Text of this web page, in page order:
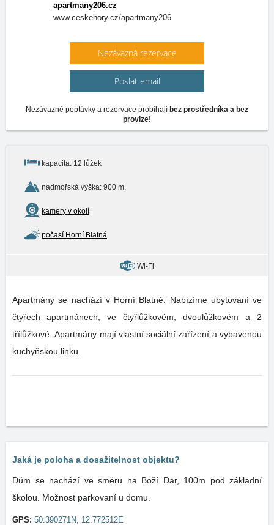
apartmany206.cz
www.ceskehory.cz/apartmany206
Nezávazná rezervace
Poslat email
Nezávazné poptávky a rezervace probíhají bez prostředníka a bez
provize!
kapacita: 12 lůžek
nadmořská výška: 900 m.
kamery v okolí
počasí Horní Blatná
Wi-Fi
Apartmány se nachází v Horní Blatné. Nabízíme ubytování ve
čtyřech apartmánech, ve čtyřlůžkovém, dvoulůžkovém a 2
třílůžkové. Apartmány mají vlastní sociální zařízení a vybavenou
kuchyňskou linku.
Jaká je poloha a dosažitelnost objektu?
Dům se nachází ve směru na Boží Dar, 100m pod základní
školou. Možnost parkovaní u domu.
GPS: 50.390271N, 12.772512E